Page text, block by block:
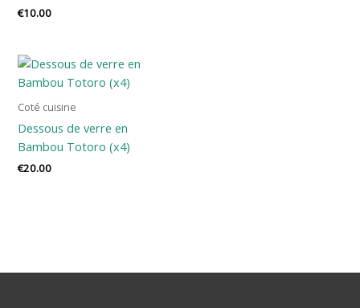
€10.00
Coté cuisine
Dessous de verre en
Bambou Totoro (x4)
€20.00